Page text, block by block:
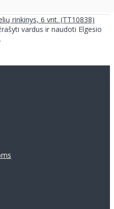
rinkinys, 6 vnt. (TT10838)
vardus ir naudoti Elgesio